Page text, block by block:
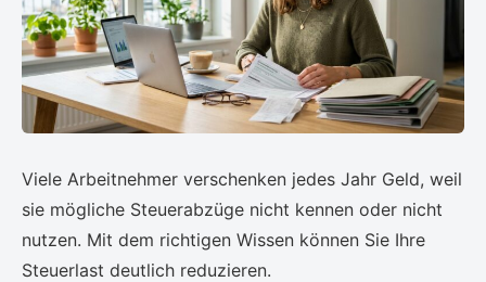
Viele Arbeitnehmer verschenken jedes Jahr Geld, weil
sie mögliche Steuerabzüge nicht kennen oder nicht
nutzen. Mit dem richtigen Wissen können Sie Ihre
Steuerlast deutlich reduzieren.